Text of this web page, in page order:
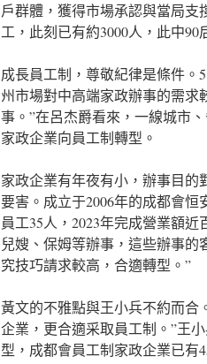
戶群體，獲得市場承認與當局支
工，此刻已有約3000人，此中90
成長員工制，尊敬紀律是條件。
州市場對中高端家政辦事的需
事。”在呂杰爵看來，一線城市
家政企業向員工制轉型。
家政企業有年夜有小，辦事目
要害。成立于2006年的成都會
員工35人，2023年完成營業額
兒嫂、保姆等辦事，這些辦事
究技巧請求較高，合適轉型。”
黃文的不雅點與王小兵不約而合
企業，更合適采取員工制。”王
型，成都會員工制家政企業已有